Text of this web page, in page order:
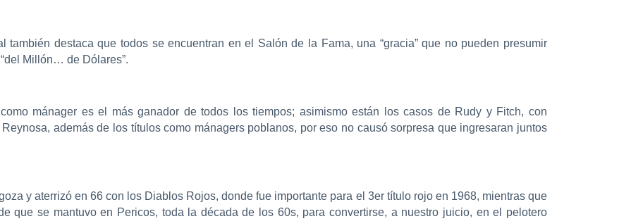
destaca que todos se encuentran en el Salón de la Fama, una “gracia” que no pueden presumir
Millón… de Dólares”.
mánager es el más ganador de todos los tiempos; asimismo están los casos de Rudy y Fitch, con
además de los títulos como mánagers poblanos, por eso no causó sorpresa que ingresaran juntos
y aterrizó en 66 con los Diablos Rojos, donde fue importante para el 3er título rojo en 1968, mientras que
que se mantuvo en Pericos, toda la década de los 60s, para convertirse, a nuestro juicio, en el pelotero